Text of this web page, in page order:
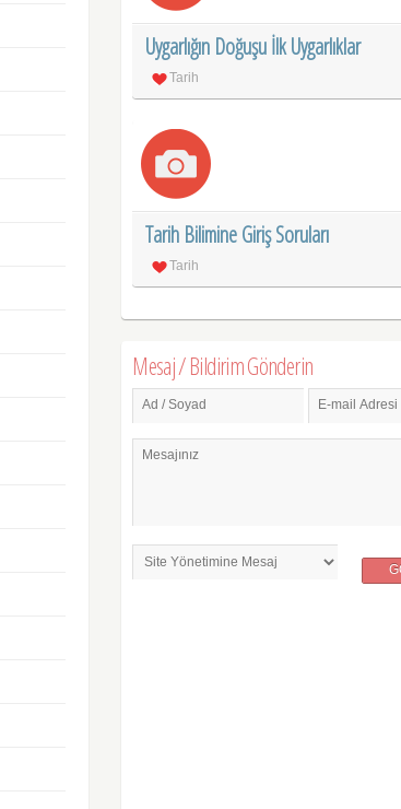
Uygarlığın Doğuşu İlk Uygarlıklar
Tarih
Tarih Bilimine Giriş Soruları
Tarih
Mesaj / Bildirim Gönderin
Ad / Soyad E-mail Adresi
Mesajınız